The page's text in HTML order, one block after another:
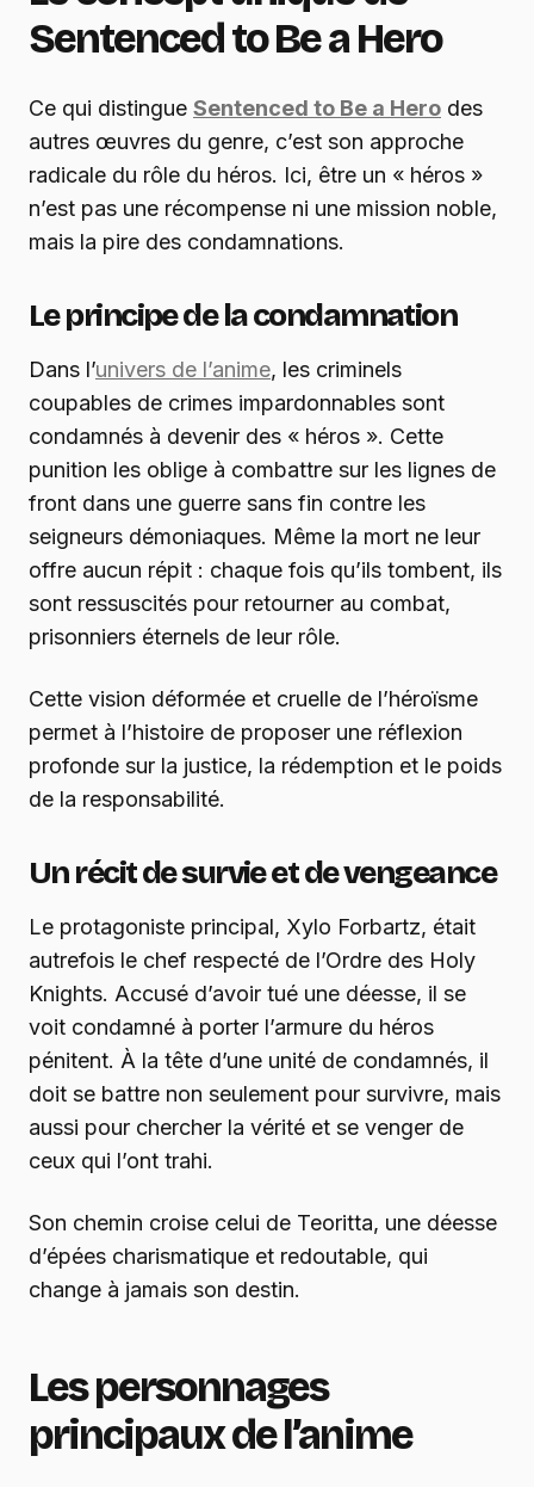
Sentenced to Be a Hero
Ce qui distingue Sentenced to Be a Hero des
autres œuvres du genre, c’est son approche
radicale du rôle du héros. Ici, être un « héros »
n’est pas une récompense ni une mission noble,
mais la pire des condamnations.
Le principe de la condamnation
Dans l’univers de l’anime, les criminels
coupables de crimes impardonnables sont
condamnés à devenir des « héros ». Cette
punition les oblige à combattre sur les lignes de
front dans une guerre sans fin contre les
seigneurs démoniaques. Même la mort ne leur
offre aucun répit : chaque fois qu’ils tombent, ils
sont ressuscités pour retourner au combat,
prisonniers éternels de leur rôle.
Cette vision déformée et cruelle de l’héroïsme
permet à l’histoire de proposer une réflexion
profonde sur la justice, la rédemption et le poids
de la responsabilité.
Un récit de survie et de vengeance
Le protagoniste principal, Xylo Forbartz, était
autrefois le chef respecté de l’Ordre des Holy
Knights. Accusé d’avoir tué une déesse, il se
voit condamné à porter l’armure du héros
pénitent. À la tête d’une unité de condamnés, il
doit se battre non seulement pour survivre, mais
aussi pour chercher la vérité et se venger de
ceux qui l’ont trahi.
Son chemin croise celui de Teoritta, une déesse
d’épées charismatique et redoutable, qui
change à jamais son destin.
Les personnages
principaux de l’anime